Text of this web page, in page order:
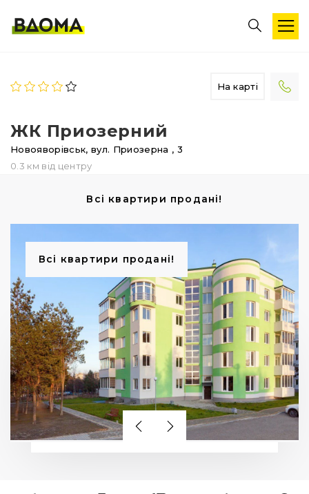
На карті
ЖК Приозерний
Новояворівськ, вул. Приозерна , 3
0.3 км від центру
Всі квартири продані!
Всі квартири продані!